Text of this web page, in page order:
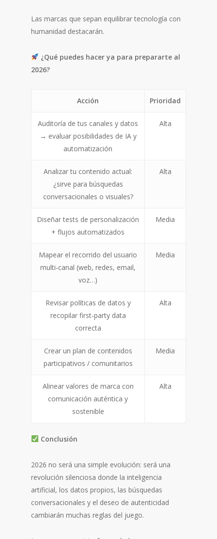
Las marcas que sepan equilibrar tecnología con
humanidad destacarán.
¿Qué puedes hacer ya para prepararte al
2026?
Acción Prioridad
Auditoría de tus canales y datos
→ evaluar posibilidades de IA y
automatización
Alta
Analizar tu contenido actual:
¿sirve para búsquedas
conversacionales o visuales?
Alta
Diseñar tests de personalización
+ flujos automatizados
Media
Mapear el recorrido del usuario
multi‑canal (web, redes, email,
voz…)
Media
Revisar políticas de datos y
recopilar first‑party data
correcta
Alta
Crear un plan de contenidos
participativos / comunitarios
Media
Alinear valores de marca con
comunicación auténtica y
sostenible
Alta
Conclusión
2026 no será una simple evolución: será una
revolución silenciosa donde la inteligencia
artificial, los datos propios, las búsquedas
conversacionales y el deseo de autenticidad
cambiarán muchas reglas del juego.